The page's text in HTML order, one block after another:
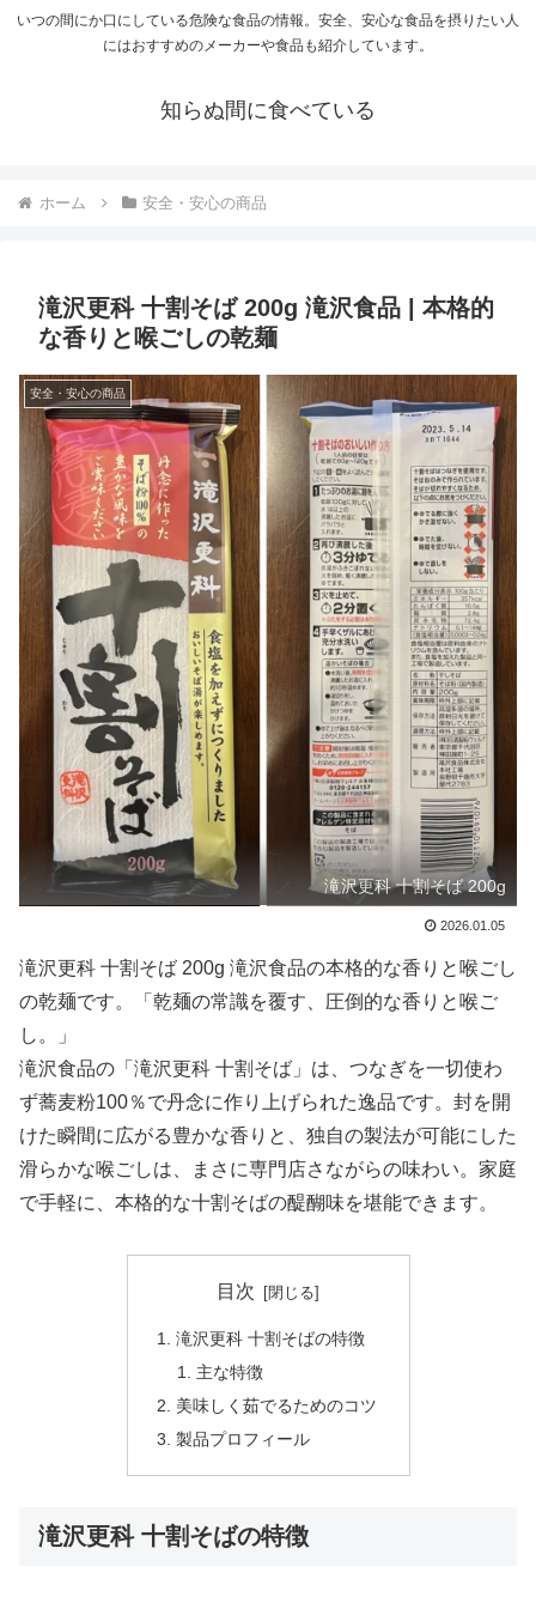
いつの間にか口にしている危険な食品の情報。安全、安心な食品を摂りたい人
にはおすすめのメーカーや食品も紹介しています。
知らぬ間に食べている
ホーム 安全・安心の商品
滝沢更科 十割そば 200g 滝沢食品 | 本格的
な香りと喉ごしの乾麺
安全・安心の商品
滝沢更科 十割そば 200g
2026.01.05
滝沢更科 十割そば 200g 滝沢食品の本格的な香りと喉ごし
の乾麺です。「乾麺の常識を覆す、圧倒的な香りと喉ご
し。」
滝沢食品の「滝沢更科 十割そば」は、つなぎを一切使わ
ず蕎麦粉100％で丹念に作り上げられた逸品です。封を開
けた瞬間に広がる豊かな香りと、独自の製法が可能にした
滑らかな喉ごしは、まさに専門店さながらの味わい。家庭
で手軽に、本格的な十割そばの醍醐味を堪能できます。
目次
滝沢更科 十割そばの特徴
主な特徴
美味しく茹でるためのコツ
製品プロフィール
滝沢更科 十割そばの特徴